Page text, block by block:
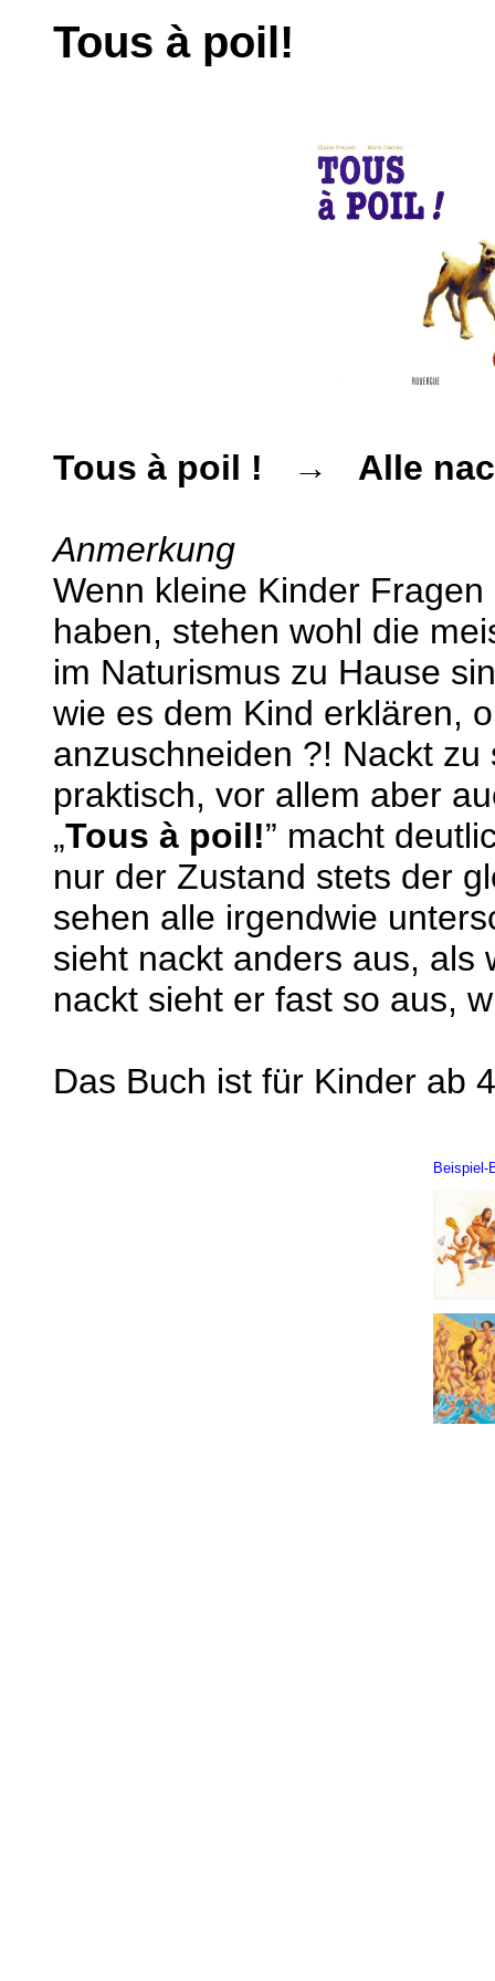
Tous à poil!
Tous à poil ! → Alle
Anmerkung
Wenn kleine Kinder Fragen
haben, stehen wohl die
im Naturismus zu Hause
wie es dem Kind erklären,
anzuschneiden ?! Nackt
praktisch, vor allem aber
„Tous à poil!” macht
nur der Zustand stets der
sehen alle irgendwie
sieht nackt anders aus, als
nackt sieht er fast so aus,
Das Buch ist für Kinder ab
Beispiel-